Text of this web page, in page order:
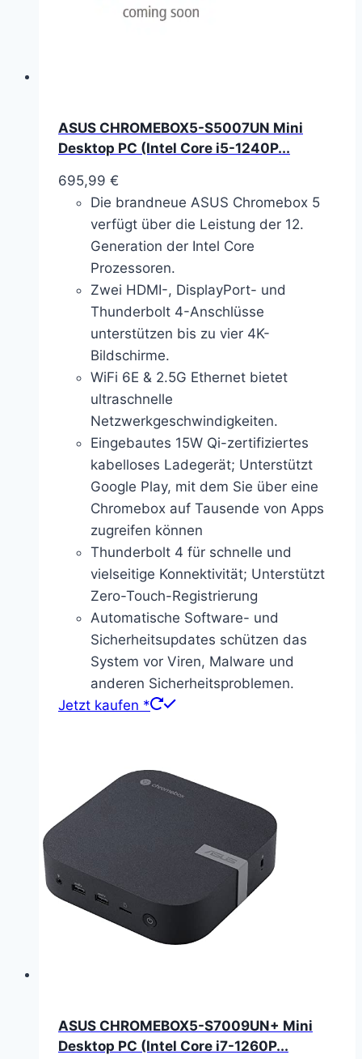
ASUS CHROMEBOX5-S5007UN Mini
Desktop PC (Intel Core i5-1240P...
695,99 €
Die brandneue ASUS Chromebox 5
verfügt über die Leistung der 12.
Generation der Intel Core
Prozessoren.
Zwei HDMI-, DisplayPort- und
Thunderbolt 4-Anschlüsse
unterstützen bis zu vier 4K-
Bildschirme.
WiFi 6E & 2.5G Ethernet bietet
ultraschnelle
Netzwerkgeschwindigkeiten.
Eingebautes 15W Qi-zertifiziertes
kabelloses Ladegerät; Unterstützt
Google Play, mit dem Sie über eine
Chromebox auf Tausende von Apps
zugreifen können
Thunderbolt 4 für schnelle und
vielseitige Konnektivität; Unterstützt
Zero-Touch-Registrierung
Automatische Software- und
Sicherheitsupdates schützen das
System vor Viren, Malware und
anderen Sicherheitsproblemen.
Jetzt kaufen *
ASUS CHROMEBOX5-S7009UN+ Mini
Desktop PC (Intel Core i7-1260P...